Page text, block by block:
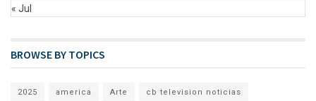
« Jul
BROWSE BY TOPICS
2025 america Arte cb television noticias